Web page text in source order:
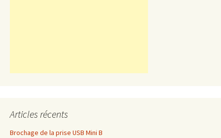
Articles récents
Brochage de la prise USB Mini B